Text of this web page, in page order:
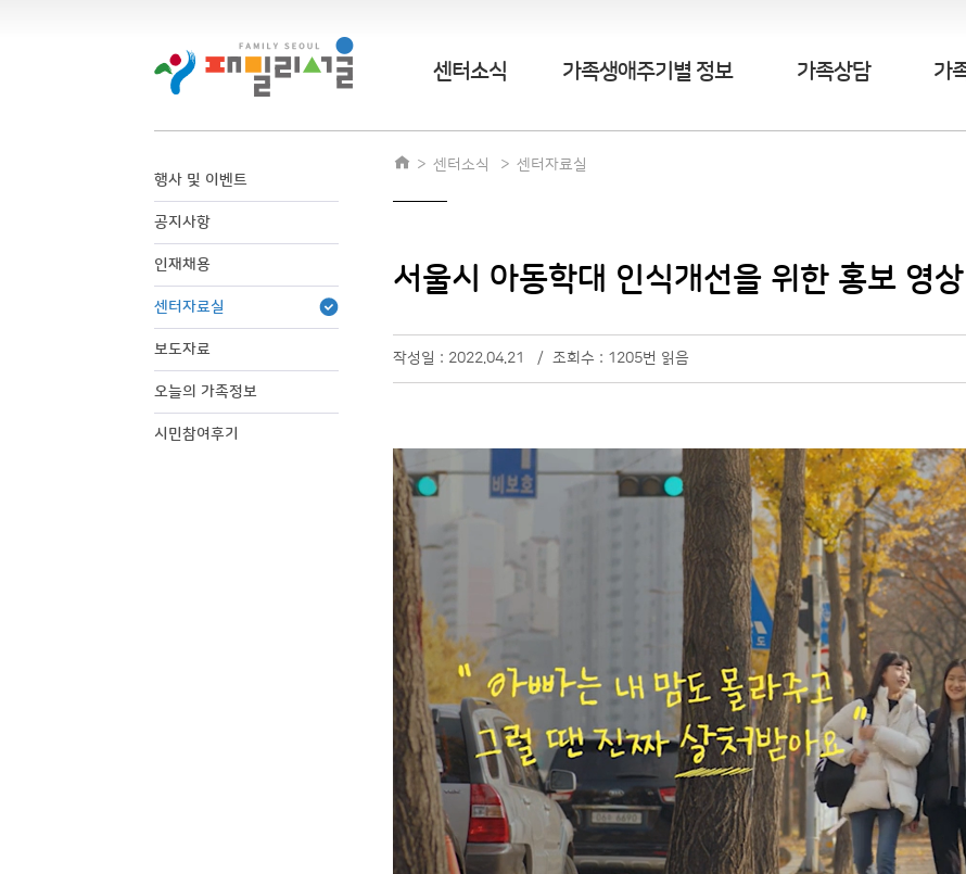
센터소식 가족생애주기별 정보 가족상담 가
행사 및 이벤트
공지사항
인재채용
센터자료실
보도자료
오늘의 가족정보
시민참여후기
센터소식 센터자료실
서울시 아동학대 인식개선을 위한 홍보 영상
작성일 : 2022.04.21 / 조회수 : 1205번 읽음